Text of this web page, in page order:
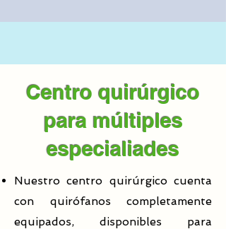
Centro quirúrgico
para múltiples
especialiades
Nuestro centro quirúrgico cuenta
con quirófanos completamente
equipados, disponibles para